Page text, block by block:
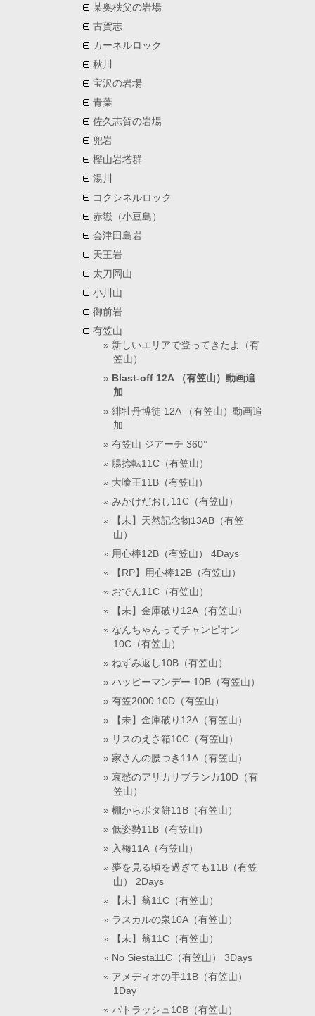
某奥秩父の岩場
古賀志
カーネルロック
秋川
宝沢の岩場
青葉
佐久志賀の岩場
兜岩
樫山岩塔群
湯川
コクシネルロック
赤嶽（小豆島）
会津田島岩
天王岩
太刀岡山
小川山
御前岩
有笠山
新しいエリアで登ってきたよ（有
笠山）
Blast-off 12A （有笠山）動画追
加
緋牡丹博徒 12A （有笠山）動画追
加
有笠山 ジアーチ 360°
腸捻転11C（有笠山）
大喰王11B（有笠山）
みかけだおし11C（有笠山）
【未】天然記念物13AB（有笠
山）
用心棒12B（有笠山） 4Days
【RP】用心棒12B（有笠山）
おでん11C（有笠山）
【未】金庫破り12A（有笠山）
なんちゃんってチャンピオン
10C（有笠山）
ねずみ返し10B（有笠山）
ハッピーマンデー 10B（有笠山）
有笠2000 10D（有笠山）
【未】金庫破り12A（有笠山）
リスのえさ箱10C（有笠山）
家さんの腰つき11A（有笠山）
哀愁のアリカサブランカ10D（有
笠山）
棚からボタ餅11B（有笠山）
低姿勢11B（有笠山）
入梅11A（有笠山）
夢を見る頃を過ぎても11B（有笠
山） 2Days
【未】翁11C（有笠山）
ラスカルの泉10A（有笠山）
【未】翁11C（有笠山）
No Siesta11C（有笠山） 3Days
アメディオの手11B（有笠山）
1Day
パトラッシュ10B（有笠山）